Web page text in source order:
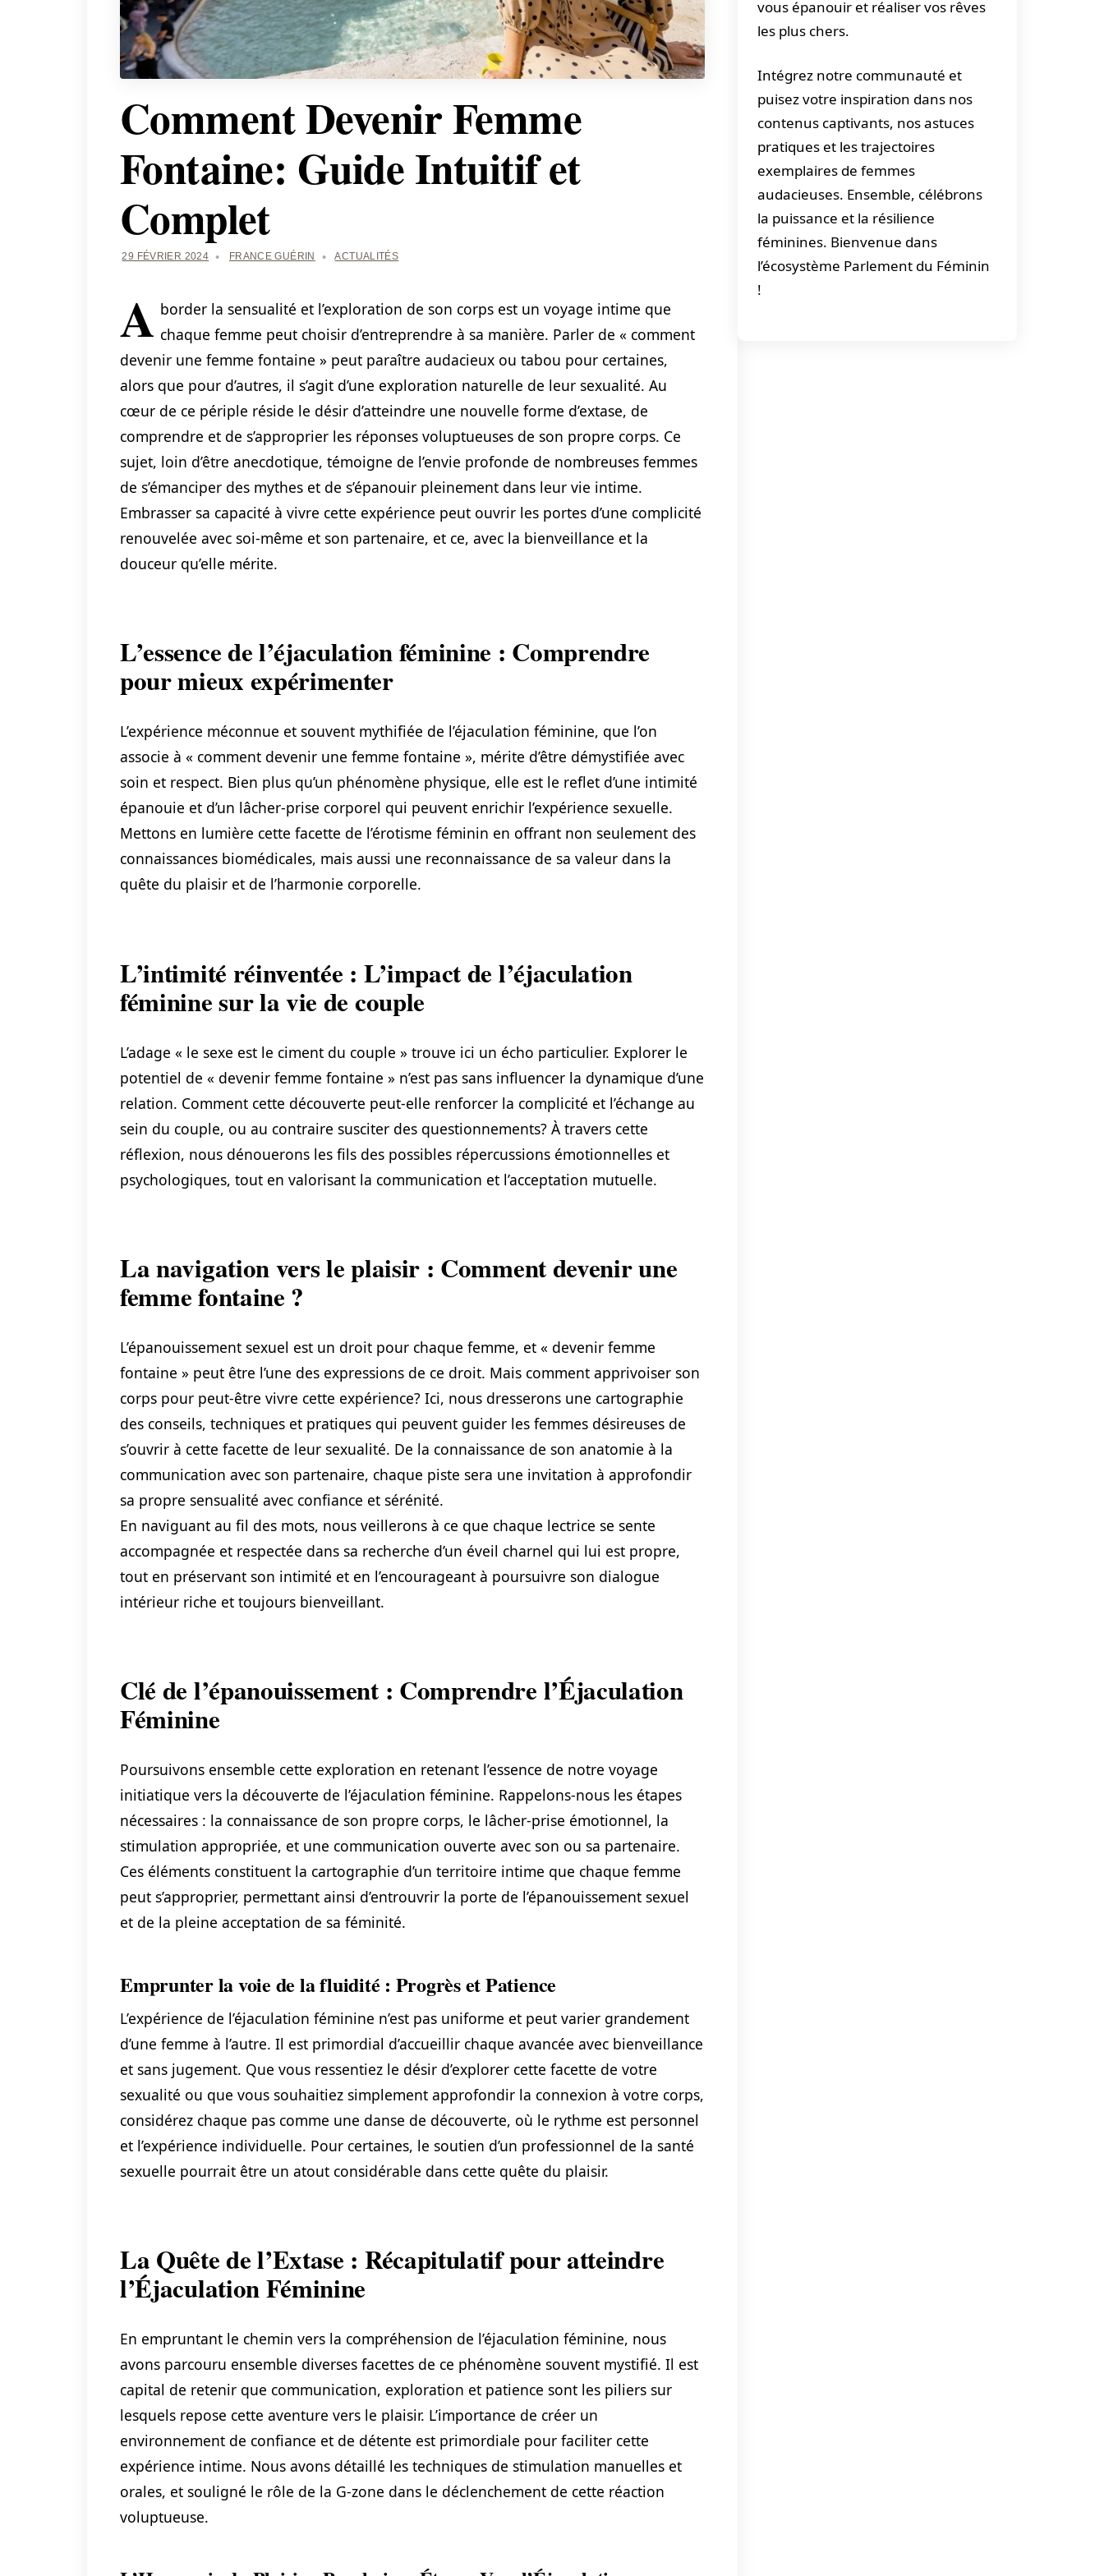
Comment Devenir Femme
Fontaine: Guide Intuitif et
Complet
29 FÉVRIER 2024 FRANCE GUÉRIN ACTUALITÉS
A border la sensualité et l’exploration de son corps est un voyage intime que
chaque femme peut choisir d’entreprendre à sa manière. Parler de « comment
devenir une femme fontaine » peut paraître audacieux ou tabou pour certaines,
alors que pour d’autres, il s’agit d’une exploration naturelle de leur sexualité. Au
cœur de ce périple réside le désir d’atteindre une nouvelle forme d’extase, de
comprendre et de s’approprier les réponses voluptueuses de son propre corps. Ce
sujet, loin d’être anecdotique, témoigne de l’envie profonde de nombreuses femmes
de s’émanciper des mythes et de s’épanouir pleinement dans leur vie intime.
Embrasser sa capacité à vivre cette expérience peut ouvrir les portes d’une complicité
renouvelée avec soi-même et son partenaire, et ce, avec la bienveillance et la
douceur qu’elle mérite.
L’essence de l’éjaculation féminine : Comprendre
pour mieux expérimenter
L’expérience méconnue et souvent mythifiée de l’éjaculation féminine, que l’on
associe à « comment devenir une femme fontaine », mérite d’être démystifiée avec
soin et respect. Bien plus qu’un phénomène physique, elle est le reflet d’une intimité
épanouie et d’un lâcher-prise corporel qui peuvent enrichir l’expérience sexuelle.
Mettons en lumière cette facette de l’érotisme féminin en offrant non seulement des
connaissances biomédicales, mais aussi une reconnaissance de sa valeur dans la
quête du plaisir et de l’harmonie corporelle.
L’intimité réinventée : L’impact de l’éjaculation
féminine sur la vie de couple
L’adage « le sexe est le ciment du couple » trouve ici un écho particulier. Explorer le
potentiel de « devenir femme fontaine » n’est pas sans influencer la dynamique d’une
relation. Comment cette découverte peut-elle renforcer la complicité et l’échange au
sein du couple, ou au contraire susciter des questionnements? À travers cette
réflexion, nous dénouerons les fils des possibles répercussions émotionnelles et
psychologiques, tout en valorisant la communication et l’acceptation mutuelle.
La navigation vers le plaisir : Comment devenir une
femme fontaine ?
L’épanouissement sexuel est un droit pour chaque femme, et « devenir femme
fontaine » peut être l’une des expressions de ce droit. Mais comment apprivoiser son
corps pour peut-être vivre cette expérience? Ici, nous dresserons une cartographie
des conseils, techniques et pratiques qui peuvent guider les femmes désireuses de
s’ouvrir à cette facette de leur sexualité. De la connaissance de son anatomie à la
communication avec son partenaire, chaque piste sera une invitation à approfondir
sa propre sensualité avec confiance et sérénité.
En naviguant au fil des mots, nous veillerons à ce que chaque lectrice se sente
accompagnée et respectée dans sa recherche d’un éveil charnel qui lui est propre,
tout en préservant son intimité et en l’encourageant à poursuivre son dialogue
intérieur riche et toujours bienveillant.
Clé de l’épanouissement : Comprendre l’Éjaculation
Féminine
Poursuivons ensemble cette exploration en retenant l’essence de notre voyage
initiatique vers la découverte de l’éjaculation féminine. Rappelons-nous les étapes
nécessaires : la connaissance de son propre corps, le lâcher-prise émotionnel, la
stimulation appropriée, et une communication ouverte avec son ou sa partenaire.
Ces éléments constituent la cartographie d’un territoire intime que chaque femme
peut s’approprier, permettant ainsi d’entrouvrir la porte de l’épanouissement sexuel
et de la pleine acceptation de sa féminité.
Emprunter la voie de la fluidité : Progrès et Patience
L’expérience de l’éjaculation féminine n’est pas uniforme et peut varier grandement
d’une femme à l’autre. Il est primordial d’accueillir chaque avancée avec bienveillance
et sans jugement. Que vous ressentiez le désir d’explorer cette facette de votre
sexualité ou que vous souhaitiez simplement approfondir la connexion à votre corps,
considérez chaque pas comme une danse de découverte, où le rythme est personnel
et l’expérience individuelle. Pour certaines, le soutien d’un professionnel de la santé
sexuelle pourrait être un atout considérable dans cette quête du plaisir.
La Quête de l’Extase : Récapitulatif pour atteindre
l’Éjaculation Féminine
En empruntant le chemin vers la compréhension de l’éjaculation féminine, nous
avons parcouru ensemble diverses facettes de ce phénomène souvent mystifié. Il est
capital de retenir que communication, exploration et patience sont les piliers sur
lesquels repose cette aventure vers le plaisir. L’importance de créer un
environnement de confiance et de détente est primordiale pour faciliter cette
expérience intime. Nous avons détaillé les techniques de stimulation manuelles et
orales, et souligné le rôle de la G-zone dans le déclenchement de cette réaction
voluptueuse.
vous épanouir et réaliser vos rêves
les plus chers.
Intégrez notre communauté et
puisez votre inspiration dans nos
contenus captivants, nos astuces
pratiques et les trajectoires
exemplaires de femmes
audacieuses. Ensemble, célébrons
la puissance et la résilience
féminines. Bienvenue dans
l’écosystème Parlement du Féminin
!